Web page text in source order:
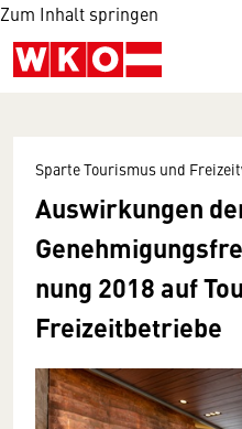
Zum Inhalt springen
Sparte Tourismus und
Auswirkungen
nung 2018 auf
Freizeitbetriebe